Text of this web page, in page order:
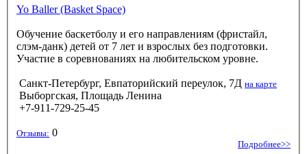
Yo Baller (Basket Space)
Обучение баскетболу и его направлениям (фристайл,
слэм-данк) детей от 7 лет и взрослых без подготовки.
Участие в соревнованиях на любительском уровне.
Санкт-Петербург, Евпаторийский переулок, 7Д на карте
Выборгская, Площадь Ленина
+7-911-729-25-45
Отзывы: 0
Подробнее>>